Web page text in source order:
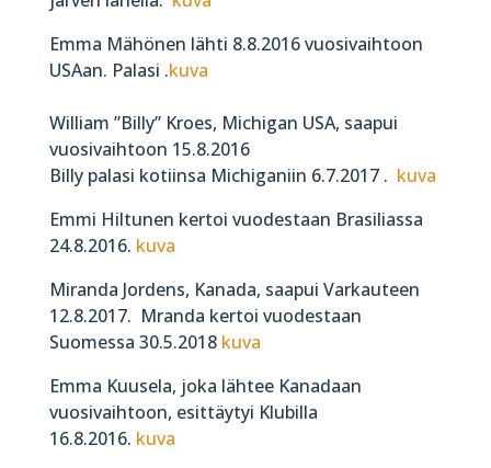
Emma Mähönen lähti 8.8.2016 vuosivaihtoon
USAan. Palasi .kuva
William ”Billy” Kroes, Michigan USA, saapui
vuosivaihtoon 15.8.2016
Billy palasi kotiinsa Michiganiin 6.7.2017 . kuva
Emmi Hiltunen kertoi vuodestaan Brasiliassa
24.8.2016. kuva
Miranda Jordens, Kanada, saapui Varkauteen
12.8.2017. Mranda kertoi vuodestaan
Suomessa 30.5.2018 kuva
Emma Kuusela, joka lähtee Kanadaan
vuosivaihtoon, esittäytyi Klubilla
16.8.2016. kuva